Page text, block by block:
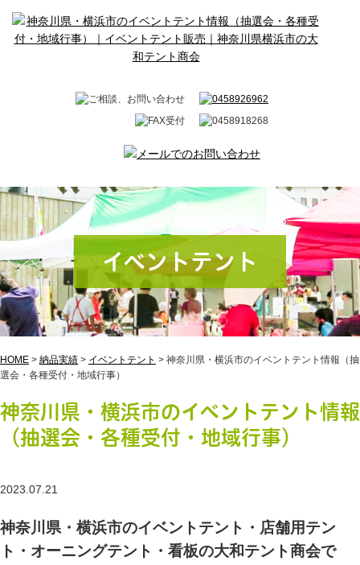
イベントテント
HOME > 納品実績 > イベントテント > 神奈川県・横浜市のイベントテント情報（抽
選会・各種受付・地域行事）
神奈川県・横浜市のイベントテント情報
（抽選会・各種受付・地域行事）
2023.07.21
神奈川県・横浜市のイベントテント・店舗用テン
ト・オーニングテント・看板の大和テント商会で